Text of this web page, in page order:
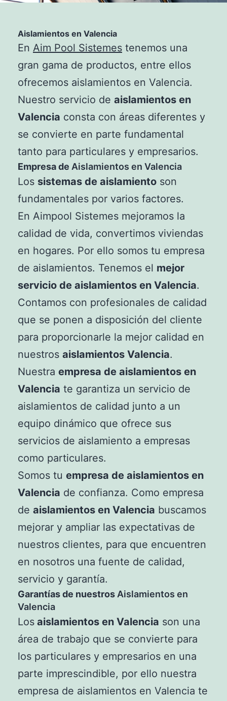
Aislamientos en Valencia
En Aim Pool Sistemes tenemos una
gran gama de productos, entre ellos
ofrecemos aislamientos en Valencia.
Nuestro servicio de aislamientos en
Valencia consta con áreas diferentes y
se convierte en parte fundamental
tanto para particulares y empresarios.
Empresa de Aislamientos en Valencia
Los sistemas de aislamiento son
fundamentales por varios factores.
En Aimpool Sistemes mejoramos la
calidad de vida, convertimos viviendas
en hogares. Por ello somos tu empresa
de aislamientos. Tenemos el mejor
servicio de aislamientos en Valencia.
Contamos con profesionales de calidad
que se ponen a disposición del cliente
para proporcionarle la mejor calidad en
nuestros aislamientos Valencia.
Nuestra empresa de aislamientos en
Valencia te garantiza un servicio de
aislamientos de calidad junto a un
equipo dinámico que ofrece sus
servicios de aislamiento a empresas
como particulares.
Somos tu empresa de aislamientos en
Valencia de confianza. Como empresa
de aislamientos en Valencia buscamos
mejorar y ampliar las expectativas de
nuestros clientes, para que encuentren
en nosotros una fuente de calidad,
servicio y garantía.
Garantías de nuestros Aislamientos en
Valencia
Los aislamientos en Valencia son una
área de trabajo que se convierte para
los particulares y empresarios en una
parte imprescindible, por ello nuestra
empresa de aislamientos en Valencia te